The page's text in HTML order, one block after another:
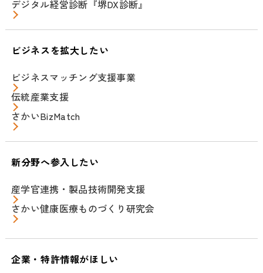
デジタル経営診断『堺DX診断』
ビジネスを拡大したい
ビジネスマッチング支援事業
伝統産業支援
さかいBizMatch
新分野へ参入したい
産学官連携・製品技術開発支援
さかい健康医療ものづくり研究会
企業・特許情報がほしい